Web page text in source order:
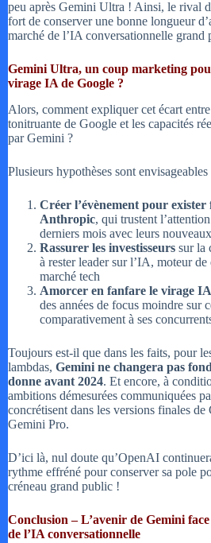
peu après Gemini Ultra ! Ainsi, le rival
fort de conserver une bonne longueur
marché de l’IA conversationnelle grand
Gemini Ultra, un coup marketing
virage IA de Google ?
Alors, comment expliquer cet écart
tonitruante de Google et les capacités
par Gemini ?
Plusieurs hypothèses sont envisageables
Créer l’évènement pour
Anthropic, qui trustent
derniers mois avec leurs
Rassurer les investisseurs sur la
à rester leader sur l’IA, moteur de
marché tech
Amorcer en fanfare le virage
des années de focus moindre sur
comparativement à ses
Toujours est-il que dans les faits, pour
lambdas, Gemini ne changera pas
donne avant 2024. Et encore, à
ambitions démesurées communiquées
concrétisent dans les versions finales
Gemini Pro.
D’ici là, nul doute qu’OpenAI
rythme effréné pour conserver sa pole
créneau grand public !
Conclusion – L’avenir de Gemini
de l’IA conversationnelle